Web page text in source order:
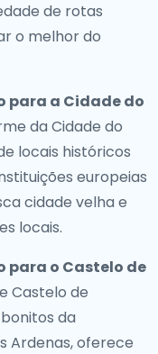
de rotas
o melhor do
para a Cidade do
da Cidade do
locais históricos
europeias
cidade velha e
locais.
para o Castelo de
Castelo de
da
Ardenas, oferece